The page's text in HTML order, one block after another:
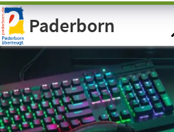
Visuelle
Assistenzsoftware
öffnen.Paderborn